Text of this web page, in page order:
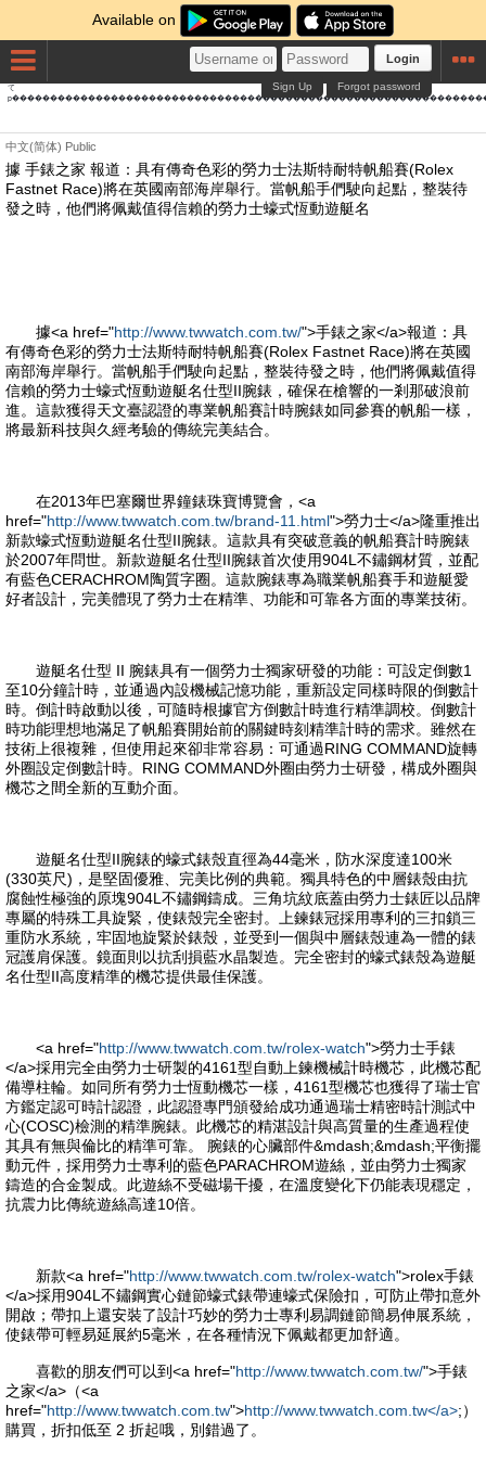
Available on
Login
Forgot password
Sign Up
て
中文(简体) Public
據 手錶之家 報道：具有傳奇色彩的勞力士法斯特耐特帆船賽(Rolex
Fastnet Race)將在英國南部海岸舉行。當帆船手們駛向起點，整裝待
發之時，他們將佩戴值得信賴的勞力士蠔式恆動遊艇名
據<a href="http://www.twwatch.com.tw/">手錶之家</a>報道：具
有傳奇色彩的勞力士法斯特耐特帆船賽(Rolex Fastnet Race)將在英國
南部海岸舉行。當帆船手們駛向起點，整裝待發之時，他們將佩戴值得
信賴的勞力士蠔式恆動遊艇名仕型II腕錶，確保在槍響的一剎那破浪前
進。這款獲得天文臺認證的專業帆船賽計時腕錶如同參賽的帆船一樣，
將最新科技與久經考驗的傳統完美結合。
在2013年巴塞爾世界鐘錶珠寶博覽會，<a
href="http://www.twwatch.com.tw/brand-11.html">勞力士</a>隆重推出
新款蠔式恆動遊艇名仕型II腕錶。這款具有突破意義的帆船賽計時腕錶
於2007年問世。新款遊艇名仕型II腕錶首次使用904L不鏽鋼材質，並配
有藍色CERACHROM陶質字圈。這款腕錶專為職業帆船賽手和遊艇愛
好者設計，完美體現了勞力士在精準、功能和可靠各方面的專業技術。
遊艇名仕型 II 腕錶具有一個勞力士獨家研發的功能：可設定倒數1
至10分鐘計時，並通過內設機械記憶功能，重新設定同樣時限的倒數計
時。倒計時啟動以後，可隨時根據官方倒數計時進行精準調校。倒數計
時功能理想地滿足了帆船賽開始前的關鍵時刻精準計時的需求。雖然在
技術上很複雜，但使用起來卻非常容易：可通過RING COMMAND旋轉
外圈設定倒數計時。RING COMMAND外圈由勞力士研發，構成外圈與
機芯之間全新的互動介面。
遊艇名仕型II腕錶的蠔式錶殼直徑為44毫米，防水深度達100米
(330英尺)，是堅固優雅、完美比例的典範。獨具特色的中層錶殼由抗
腐蝕性極強的原塊904L不鏽鋼鑄成。三角坑紋底蓋由勞力士錶匠以品牌
專屬的特殊工具旋緊，使錶殼完全密封。上鍊錶冠採用專利的三扣鎖三
重防水系統，牢固地旋緊於錶殼，並受到一個與中層錶殼連為一體的錶
冠護肩保護。鏡面則以抗刮損藍水晶製造。完全密封的蠔式錶殼為遊艇
名仕型II高度精準的機芯提供最佳保護。
<a href="http://www.twwatch.com.tw/rolex-watch">勞力士手錶
</a>採用完全由勞力士研製的4161型自動上鍊機械計時機芯，此機芯配
備導柱輪。如同所有勞力士恆動機芯一樣，4161型機芯也獲得了瑞士官
方鑑定認可時計認證，此認證專門頒發給成功通過瑞士精密時計測試中
心(COSC)檢測的精準腕錶。此機芯的精湛設計與高質量的生產過程使
其具有無與倫比的精準可靠。 腕錶的心臟部件&mdash;&mdash;平衡擺
動元件，採用勞力士專利的藍色PARACHROM遊絲，並由勞力士獨家
鑄造的合金製成。此遊絲不受磁場干擾，在溫度變化下仍能表現穩定，
抗震力比傳統遊絲高達10倍。
新款<a href="http://www.twwatch.com.tw/rolex-watch">rolex手錶
</a>採用904L不鏽鋼實心鏈節蠔式錶帶連蠔式保險扣，可防止帶扣意外
開啟；帶扣上還安裝了設計巧妙的勞力士專利易調鏈節簡易伸展系統，
使錶帶可輕易延展約5毫米，在各種情況下佩戴都更加舒適。
喜歡的朋友們可以到<a href="http://www.twwatch.com.tw/">手錶
之家</a>（<a
href="http://www.twwatch.com.tw">http://www.twwatch.com.tw</a>;）
購買，折扣低至 2 折起哦，別錯過了。